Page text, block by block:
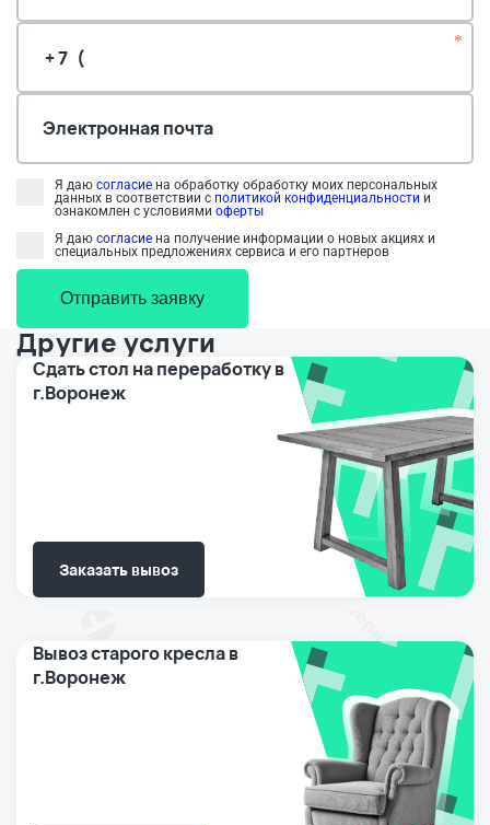
*
Электронная почта
Я даю согласие на обработку обработку моих персональных
данных в соответствии с политикой конфиденциальности и
ознакомлен с условиями оферты
Я даю согласие на получение информации о новых акциях и
специальных предложениях сервиса и его партнеров
Отправить заявку
Другие услуги
Сдать стол на переработку в
г.Воронеж
Заказать вывоз
Вывоз старого кресла в
г.Воронеж